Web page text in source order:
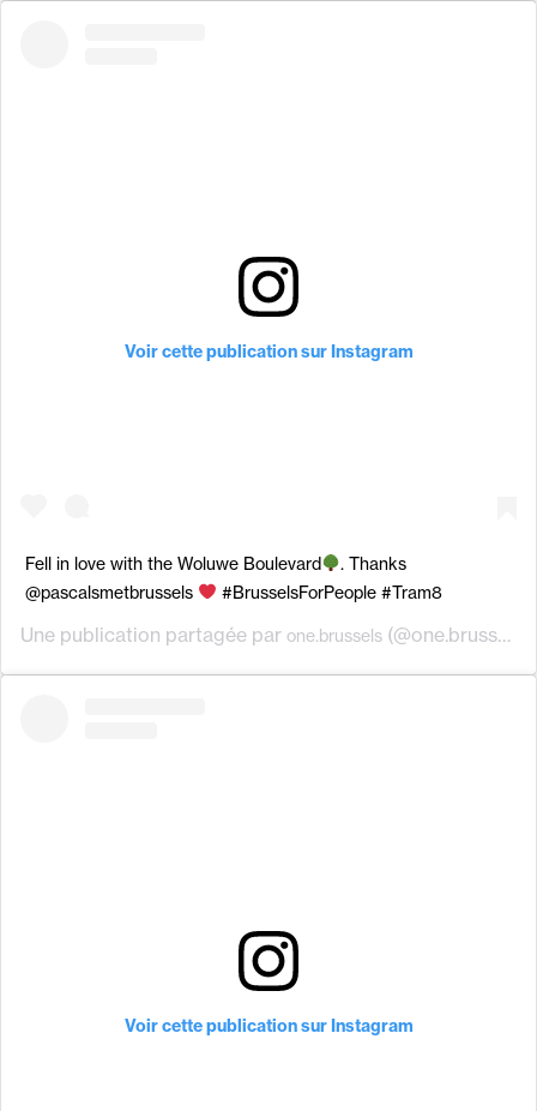
Voir cette publication sur Instagram
Fell in love with the Woluwe Boulevard
. Thanks
@pascalsmetbrussels
#BrusselsForPeople #Tram8
Une publication partagée par one.brussels (@one.brussels) le
Voir cette publication sur Instagram